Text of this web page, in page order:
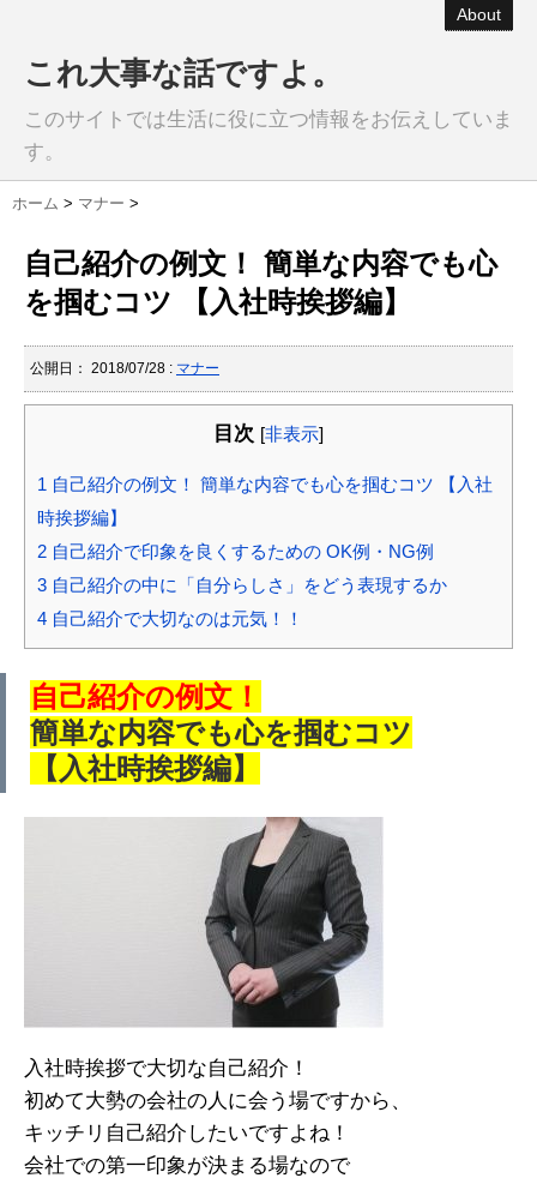
About
これ大事な話ですよ。
このサイトでは生活に役に立つ情報をお伝えしていま
す。
ホーム > マナー >
自己紹介の例文！ 簡単な内容でも心
を掴むコツ 【入社時挨拶編】
公開日： 2018/07/28 : マナー
目次 [非表示]
1 自己紹介の例文！ 簡単な内容でも心を掴むコツ 【入社
時挨拶編】
2 自己紹介で印象を良くするための OK例・NG例
3 自己紹介の中に「自分らしさ」をどう表現するか
4 自己紹介で大切なのは元気！！
自己紹介の例文！
簡単な内容でも心を掴むコツ
【入社時挨拶編】
入社時挨拶で大切な自己紹介！
初めて大勢の会社の人に会う場ですから、
キッチリ自己紹介したいですよね！
会社での第一印象が決まる場なので